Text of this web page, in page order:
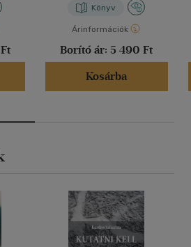
Könyv
Árinformációk
Borító ár: 5 490 Ft
Kosárba